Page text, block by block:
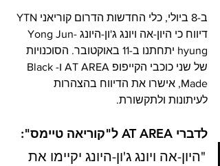
דיווח כי היון-אה ויונג ג'ון-היונג Yong Jun-
hyung יתחתנו ב-11 באוקטובר. הסוכנויות
של שני כוכבי הקייפופ AT AREA ו-Black
Made, אישרו את הדיווח בהצהרות
לעיתונות ולתקשורת.
לדברי AT AREA ל"קוריאה טיימס":
"היון-אה ויונג ג'ון-היונג יקיימו את